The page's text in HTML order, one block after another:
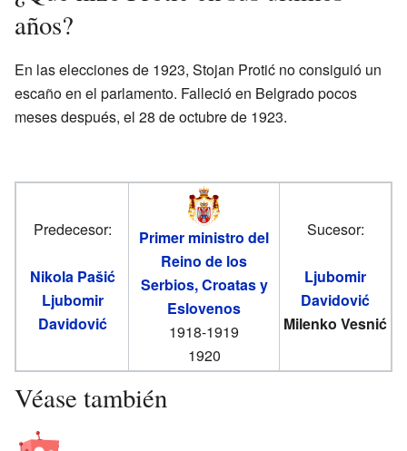
años?
En las elecciones de 1923, Stojan Protić no consiguió un
escaño en el parlamento. Falleció en Belgrado pocos
meses después, el 28 de octubre de 1923.
Predecesor:
Nikola Pašić
Ljubomir
Davidović
Primer ministro del
Reino de los
Serbios, Croatas y
Eslovenos
1918-1919
1920
Sucesor:
Ljubomir
Davidović
Milenko Vesnić
Véase también